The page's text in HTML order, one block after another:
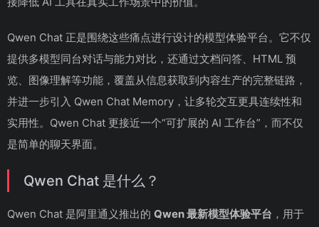
Qwen Chat 正是围绕这些痛点进行设计的模型体验平台。它不仅
提供多模型同台对话与能力对比，还通过文档问答、HTML 预
览、图像理解等功能，覆盖从信息获取到内容生产的完整链路，
并进一步引入 Qwen Chat Memory，让多轮交互更具连续性和
实用性。Qwen Chat 更接近一个“可扩展的 AI 工作台”，而不仅
是简单的聊天界面。
Qwen Chat 是什么？
Qwen Chat 是阿里通义推出的 Qwen 最新模型体验平台 ，用于